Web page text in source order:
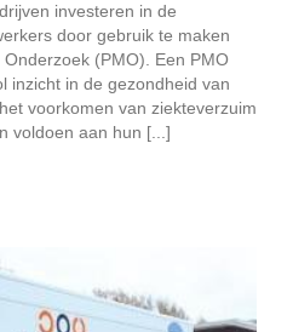
investeren in de
door gebruik te maken
(PMO). Een PMO
inzicht in de gezondheid van
voorkomen van ziekteverzuim
voldoen aan hun [...]